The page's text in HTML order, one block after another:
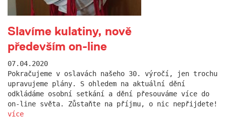
Slavíme kulatiny, nově
především on-line
07.04.2020
Pokračujeme v oslavách našeho 30. výročí, jen trochu
upravujeme plány. S ohledem na aktuální dění
odkládáme osobní setkání a dění přesouváme více do
on-line světa. Zůstaňte na příjmu, o nic nepřijdete!
více